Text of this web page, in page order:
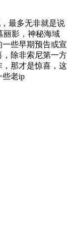
最多无非就是说
丽影，神秘海域
些早期预告或宣
除非索尼第一方
那才是惊喜，这
些老ip